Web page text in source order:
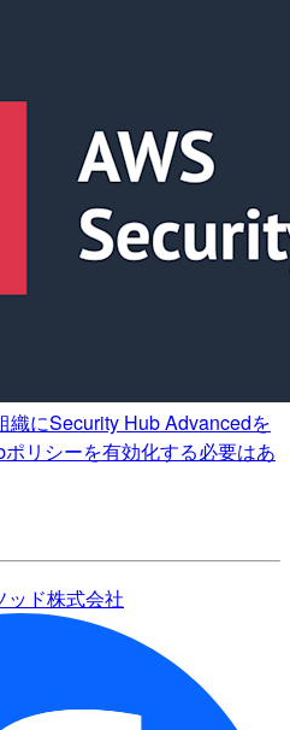
織にSecurity Hub Advancedを
リシーを有効化する必要はあ
ッド株式会社